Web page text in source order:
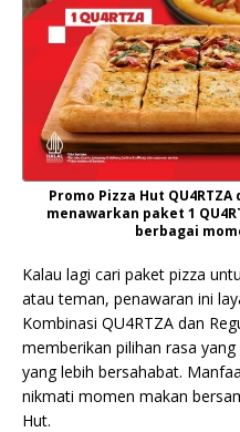
Promo Pizza Hut QU4RTZA
menawarkan paket 1
berbagai
Kalau lagi cari paket pizza
atau teman, penawaran ini
Kombinasi QU4RTZA dan
memberikan pilihan rasa
yang lebih bersahabat.
nikmati momen makan
Hut.